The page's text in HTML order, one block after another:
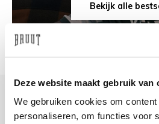
Deze website maakt gebruik van
We gebruiken cookies om
personaliseren, om functies voor
Bekijk alle